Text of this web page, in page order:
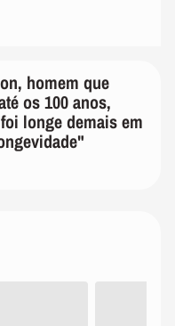
homem que
os 100 anos,
longe demais em